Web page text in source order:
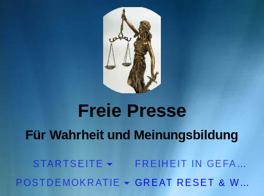
Freie Presse
Für Wahrheit und Meinungsbildung
STARTSEITE
FREIHEIT IN GEFAHR
POSTDEMOKRATIE
GREAT RESET & WEF